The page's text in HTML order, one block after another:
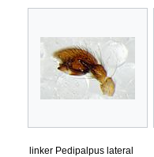
linker Pedipalpus lateral